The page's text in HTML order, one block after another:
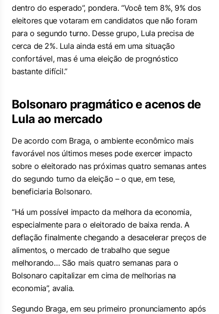
dentro do esperado”, pondera. “Você tem 8%, 9% dos
eleitores que votaram em candidatos que não foram
para o segundo turno. Desse grupo, Lula precisa de
cerca de 2%. Lula ainda está em uma situação
confortável, mas é uma eleição de prognóstico
bastante difícil.”
Bolsonaro pragmático e acenos de
Lula ao mercado
De acordo com Braga, o ambiente econômico mais
favorável nos últimos meses pode exercer impacto
sobre o eleitorado nas próximas quatro semanas antes
do segundo turno da eleição – o que, em tese,
beneficiaria Bolsonaro.
“Há um possível impacto da melhora da economia,
especialmente para o eleitorado de baixa renda. A
deflação finalmente chegando a desacelerar preços de
alimentos, o mercado de trabalho que segue
melhorando… São mais quatro semanas para o
Bolsonaro capitalizar em cima de melhorias na
economia”, avalia.
Segundo Braga, em seu primeiro pronunciamento após